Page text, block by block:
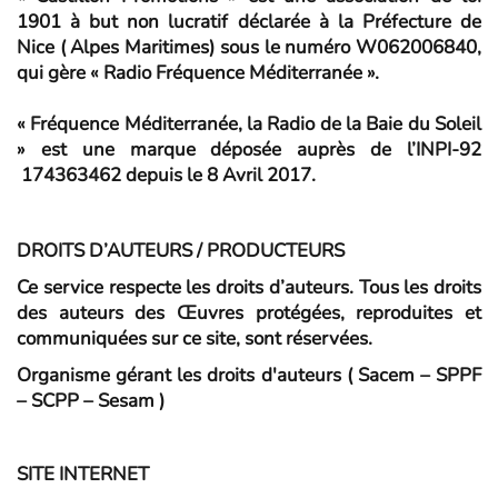
1901 à but non lucratif déclarée à la Préfecture de
Nice ( Alpes Maritimes) sous le numéro W062006840,
qui gère « Radio Fréquence Méditerranée ».
« Fréquence Méditerranée, la Radio de la Baie du Soleil
» est une marque déposée auprès de l’INPI-92
174363462 depuis le 8 Avril 2017.
DROITSD’AUTEURS / PRODUCTEURS
Ce service respecte les droits d’auteurs. Tous les droits
des auteurs des Œuvres protégées, reproduites et
communiquées sur ce site, sont réservées.
Organisme gérant les droits d'auteurs ( Sacem – SPPF
– SCPP – Sesam )
SITE INTERNET